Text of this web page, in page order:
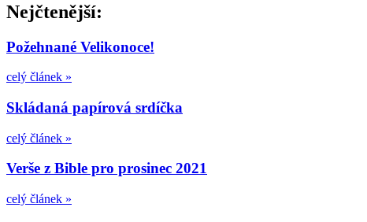
Nejčtenější:
Požehnané Velikonoce!
celý článek »
Skládaná papírová srdíčka
celý článek »
Verše z Bible pro prosinec 2021
celý článek »